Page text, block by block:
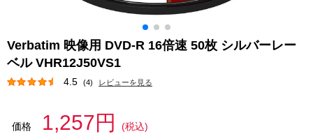
Verbatim 映像用 DVD-R 16倍速 50枚 シルバーレー
ベル VHR12J50VS1
4.5 (4) レビューを見る
価格 1,257円
(税込)